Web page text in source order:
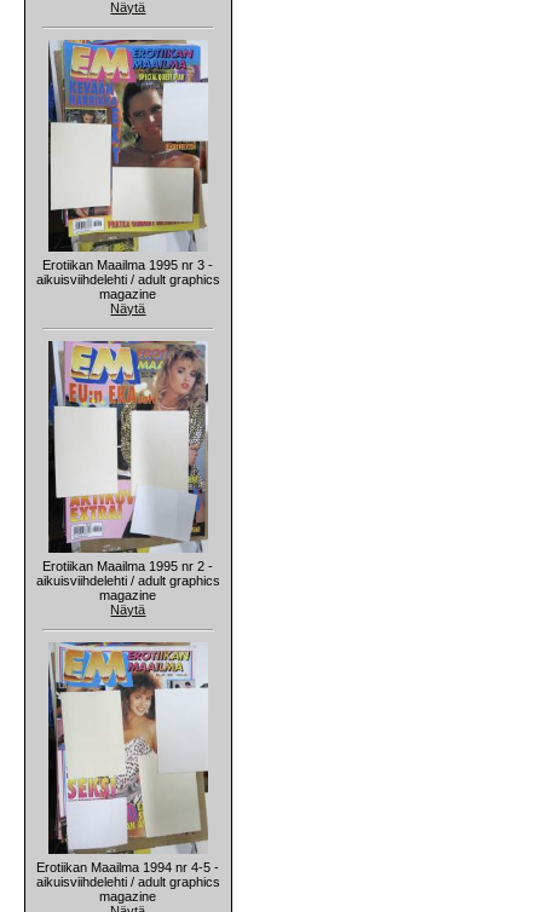
Näytä
Erotiikan Maailma 1995 nr 3 -
aikuisviihdelehti / adult graphics
magazine
Näytä
Erotiikan Maailma 1995 nr 2 -
aikuisviihdelehti / adult graphics
magazine
Näytä
Erotiikan Maailma 1994 nr 4-5 -
aikuisviihdelehti / adult graphics
magazine